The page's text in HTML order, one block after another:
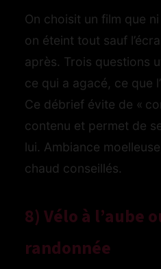
On choisit un film que ni
on éteint tout sauf
après. Trois questions
ce qui a agacé, ce que
Ce débrief évite de «
contenu et permet de
lui. Ambiance
chaud conseillés.
8) Vélo à l’aube
randonnée